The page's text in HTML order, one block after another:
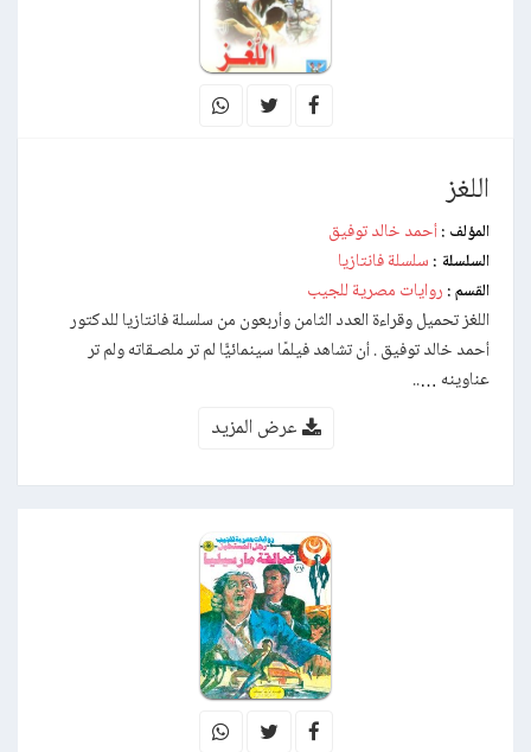
اللغز
المؤلف : أحمد خالد توفيق
السلسلة : سلسلة فانتازيا
القسم : روايات مصرية للجيب
اللغز تحميل وقراءة العدد الثامن وأربعون من سلسلة فانتازيا للدكتور
أحمد خالد توفيق . أن تشاهد فيلمًا سينمائيًّا لم تر ملصـقاته ولم تر
عناوينه …..
عرض المزيد